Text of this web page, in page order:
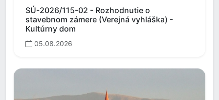
SÚ-2026/115-02 - Rozhodnutie o
stavebnom zámere (Verejná vyhláška) -
Kultúrny dom
05.08.2026